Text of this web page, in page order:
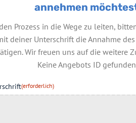
annehmen
Prozess in die Wege zu leiten,
deiner Unterschrift die Annahme
Wir freuen uns auf die weitere
Keine Angebots ID
(erforderlich)